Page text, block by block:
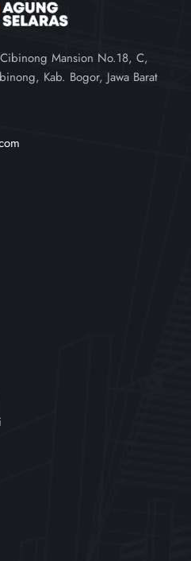
Mansion No.18, C,
Kab. Bogor, Jawa Barat